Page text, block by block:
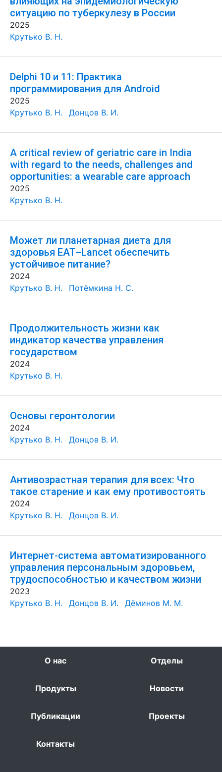
ситуацию по туберкулезу в России
2025
Крутько В. Н.
Delphi 10 и 11: Практика
программирования для Android
2025
Крутько В. Н.
Донцов В. И.
A critical review of geriatric care in India
with regard to the needs, challenges and
opportunities: a wearable care approach
2025
Крутько В. Н.
Может ли планетарная диета для
здоровья EAT–Lancet обеспечить
устойчивое питание?
2024
Крутько В. Н.
Потёмкина Н. С.
Продолжительность жизни как
индикатор качества управления
государством
2024
Крутько В. Н.
Основы геронтологии
2024
Крутько В. Н.
Донцов В. И.
Антивозрастная терапия для всех: Что
такое старение и как ему противостоять
2024
Крутько В. Н.
Донцов В. И.
Интернет-система автоматизированного
управления персональным здоровьем,
трудоспособностью и качеством жизни
2023
Крутько В. Н.
Донцов В. И. Дёминов М. М.
О нас Отделы
Продукты Новости
Публикации Проекты
Контакты